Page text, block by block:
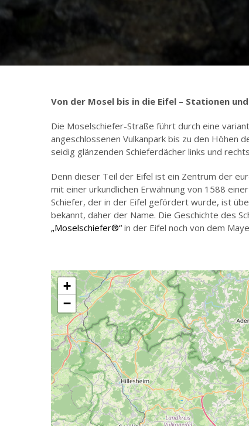
Von der Mosel bis in die Eifel – Stationen
Die Moselschiefer-Straße führt durch eine
angeschlossenen Vulkanpark bis zu den Höhen
seidig glänzenden Schieferdächer links und
Denn dieser Teil der Eifel ist ein Zentrum der
mit einer urkundlichen Erwähnung von 1588
Schiefer, der in der Eifel gefördert wurde, ist
bekannt, daher der Name. Die Geschichte des
„Moselschiefer®“ in der Eifel noch von dem
+
−